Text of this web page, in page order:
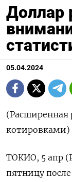
Доллар
05.04.2024
(Расширенная
котировками)
ТОКИО, 5 апр
пятницу